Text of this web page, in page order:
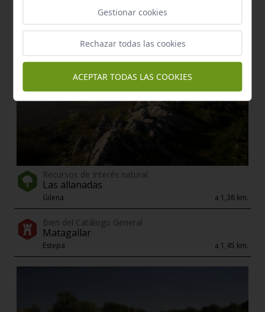
Recursos de Interés natural
Las allanadas
Gilena a 1,38 km.
Bien del Catálogo General
Matagallar
Estepa a 1,45 km.
Gestionar cookies
Rechazar todas las cookies
ACEPTAR TODAS LAS COOKIES